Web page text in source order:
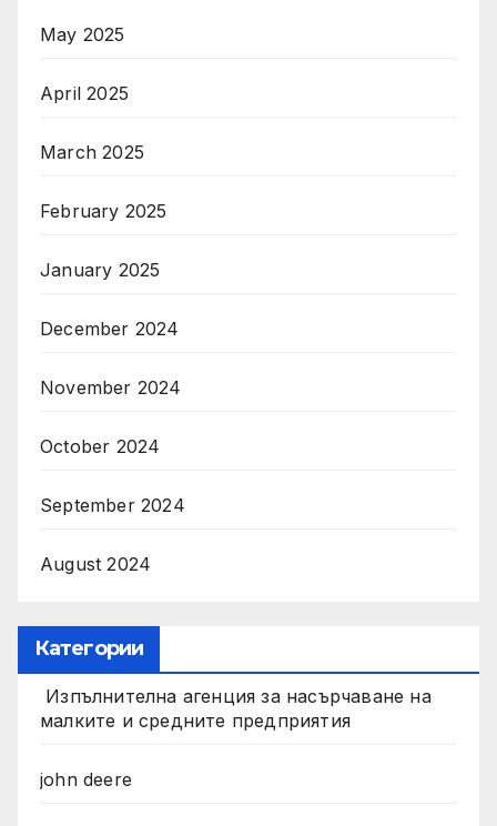
May 2025
April 2025
March 2025
February 2025
January 2025
December 2024
November 2024
October 2024
September 2024
August 2024
Категории
Изпълнителна агенция за насърчаване на
малките и средните предприятия
john deere